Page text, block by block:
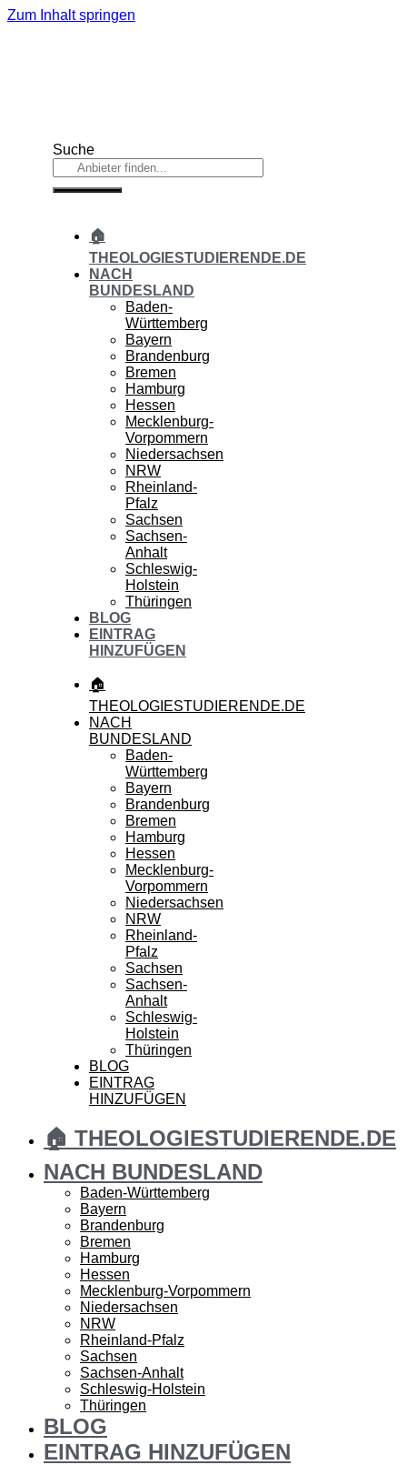
Zum Inhalt springen
Suche
🏠
THEOLOGIESTUDIERENDE.DE
NACH
BUNDESLAND
Baden-
Württemberg
Bayern
Brandenburg
Bremen
Hamburg
Hessen
Mecklenburg-
Vorpommern
Niedersachsen
NRW
Rheinland-
Pfalz
Sachsen
Sachsen-
Anhalt
Schleswig-
Holstein
Thüringen
BLOG
EINTRAG
HINZUFÜGEN
🏠
THEOLOGIESTUDIERENDE.DE
NACH
BUNDESLAND
Baden-
Württemberg
Bayern
Brandenburg
Bremen
Hamburg
Hessen
Mecklenburg-
Vorpommern
Niedersachsen
NRW
Rheinland-
Pfalz
Sachsen
Sachsen-
Anhalt
Schleswig-
Holstein
Thüringen
BLOG
EINTRAG
HINZUFÜGEN
🏠 THEOLOGIESTUDIERENDE.DE
NACH BUNDESLAND
Baden-Württemberg
Bayern
Brandenburg
Bremen
Hamburg
Hessen
Mecklenburg-Vorpommern
Niedersachsen
NRW
Rheinland-Pfalz
Sachsen
Sachsen-Anhalt
Schleswig-Holstein
Thüringen
BLOG
EINTRAG HINZUFÜGEN